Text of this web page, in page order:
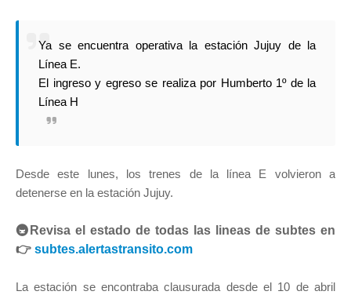
Ya se encuentra operativa la estación Jujuy de la
Línea E.
El ingreso y egreso se realiza por Humberto 1º de la
Línea H
Desde este lunes, los trenes de la línea E volvieron a
detenerse en la estación Jujuy.
🚇Revisa el estado de todas las lineas de subtes en
👉 subtes.alertastransito.com
La estación se encontraba clausurada desde el 10 de abril